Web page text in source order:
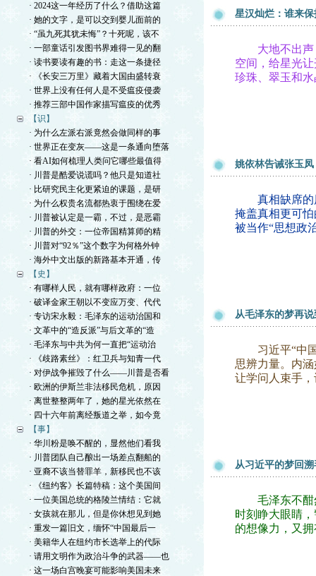
· 2024这一年经历了什么？借助这篇
· 她的文字，是可以交到婴儿面前的
· “虽九死其犹未悔”？十死呢，该不
· 一部童话引发图书界难得一见的翻
· 读书要读有趣的书：走这一条捷径
· 《长安三万里》藏着大国由盛转衰
· 世界上没有任何人是不受瘟疫侵袭
· 推荐三部中国作家描写瘟疫的优秀
【识】
· 为什么左派右派竟然会做同样的事
· 世界正在变灰——这是一条通向堕落
· 看AI如何梳理人类问它哪些最值得
· 川普是酷爱说谎吗？他只是知道社
· 比研究民主化更紧迫的课题，是研
· 为什么权贵名流都热衷于围绕在爱
· 川普被认定是一霸，不过，是恶霸
· 川普的外交：一位帝国精算师的精
· 川普对“92％”这个数字为何格外钟
· 海外中文出版的新路基本开通，传
【史】
· 有哪样人民，就有哪样政府：一位
· 破译金家王朝以不变应万变、代代
· 专访宋永毅：毛泽东的运动治国和
· 文革中的“造反派”与后文革的“造
· 毛泽东与中共为何一直把“运动治
· 《歧路素丝》：红卫兵与知青一代
· 对伊战争摧毁了什么——川普是否看
· 欧洲的伊斯兰非法移民危机，原因
· 离世整整两年了，她的星光依然在
· 四十六年前离经叛道之举，如今竟
【事】
· 华川粉是唤不醒的，显然他们看我
· 川普团队自己酿出一场差点翻船的
· 亚裔不该当替罪羊，新移民也不该
· 《纽约客》长篇特稿：这个美国间
· 一位美国总统的格陵兰情结：它就
· 女孩就在那儿，但是你休想见到她
· 重发一篇旧文，缅怀“中国最后一
· 美籍华人在纽约市长选举上的代际
· 请用文明作为政治斗争的武器——也
· 这一场白宫晚宴可能影响美国未来
星汉灿烂：谁来
大地不出声，
空间，给星光
珍珠、翠玉和
姚依林告诫张玉
真相缺席的历
掩盖真相更可
被当作“思想政
从毛泽东的梦再
习近平“中国
思辨力量。内
让学问人束手
从习近平的梦回
毛泽东不酣然
时刻睁大眼睛
的想像力，又